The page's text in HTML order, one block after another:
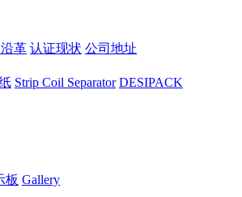
革 认证现状 公司地址
Strip Coil Separator DESIPACK
板 Gallery